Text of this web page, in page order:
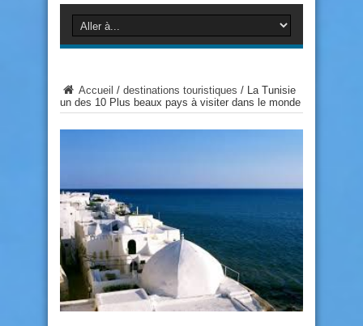
Accueil / destinations touristiques / La Tunisie
un des 10 Plus beaux pays à visiter dans le monde